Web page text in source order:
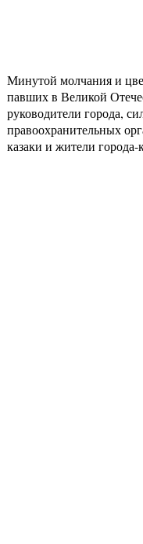
Минутой молчания и
павших в Великой
руководители города,
правоохранительных
казаки и жители города-